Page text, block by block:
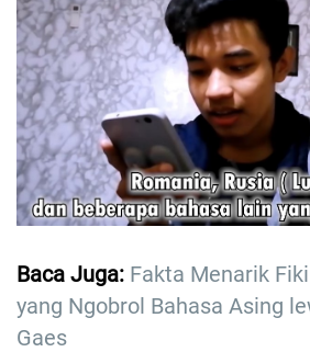
Baca Juga: Fakta Menarik
yang Ngobrol Bahasa Asing
Gaes